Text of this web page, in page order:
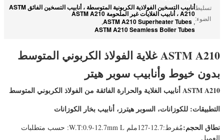
تسليط
الضوء:
أنابيب التسخين الفولاذية الكربونية المتوسطة ، أنابيب التسخين الفائق ASTM
A210 ، أنابيب الغلايات غير الملحومة ASTM A210
,
ASTM A210 Superheater Tubes
,
ASTM A210 Seamless Boiler Tubes
ASTM A210 غلاية الفولاذ الكربوني المتوسط
بدون خيوط وأنابيب سوبر هيتر
ASTM A210 أنابيب الغلاية والحرارة الفائقة من الفولاذ الكربوني المتوسط
التطبيقات: للكوزانات، السوبر هيترز، أنابيب بخار الكوزانات
نطاق الحجم:
مُفرط:12.7-127ملم W.T:0.9-12.7mm L: حسب متطلبات
العميل